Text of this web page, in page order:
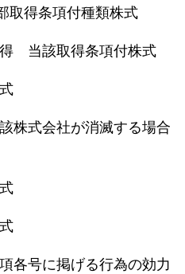
得条項付種類株式
当該取得条項付株式
式会社が消滅する場合
各号に掲げる行為の効力